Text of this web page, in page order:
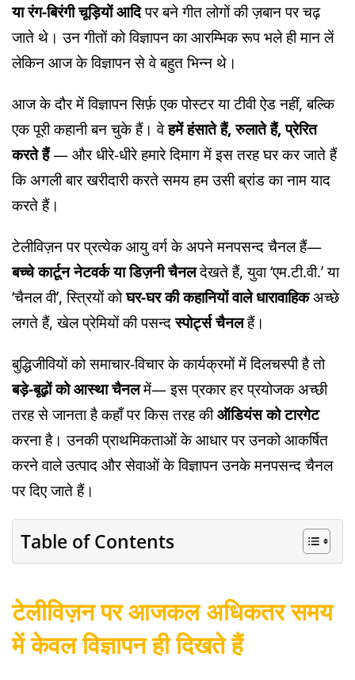
या रंग-बिरंगी चूड़ियों आदिपर बने गीत लोगों की ज़बान पर चढ़
जाते थे। उन गीतों को विज्ञापन का आरम्भिक रूप भले ही मान लें
लेकिन आज के विज्ञापन से वे बहुत भिन्न थे।
आज के दौर में विज्ञापन सिर्फ़ एक पोस्टर या टीवी ऐड नहीं, बल्कि
एक पूरी कहानी बन चुके हैं। वेहमें हंसाते हैं, रुलाते हैं, प्रेरित
करते हैं— और धीरे-धीरे हमारे दिमाग में इस तरह घर कर जाते हैं
कि अगली बार खरीदारी करते समय हम उसी ब्रांड का नाम याद
करते हैं।
टेलीविज़न पर प्रत्येक आयु वर्ग के अपने मनपसन्द चैनल हैं—
बच्चे कार्टून नेटवर्क या डिज़नी चैनलदेखते हैं, युवा ‘एम.टी.वी.’ या
‘चैनल वी’, स्त्रियों कोघर-घर की कहानियों वाले धारावाहिकअच्छे
लगते हैं, खेल प्रेमियों की पसन्दस्पोर्ट्स चैनलहैं।
बुद्धिजीवियों को समाचार-विचार के कार्यक्रमों में दिलचस्पी है तो
बड़े-बूढ़ों को आस्था चैनलमें— इस प्रकार हर प्रयोजक अच्छी
तरह से जानता है कहाँ पर किस तरह कीऑडियंस को टारगेट
करना है। उनकी प्राथमिकताओं के आधार पर उनको आकर्षित
करने वाले उत्पाद और सेवाओं के विज्ञापन उनके मनपसन्द चैनल
पर दिए जाते हैं।
Table of Contents
टेलीविज़न पर आजकल अधिकतर समय
में केवल विज्ञापन ही दिखते हैं